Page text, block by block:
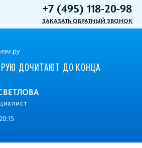
+7 (495) 118-20-98
ЗАКАЗАТЬ ОБРАТНЫЙ ЗВОНОК
ДОЧИТАЮТ ДО КОНЦА